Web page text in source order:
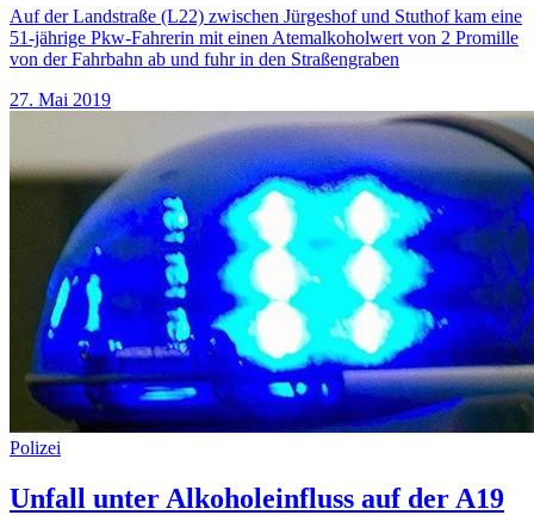
Auf der Landstraße (L22) zwischen Jürgeshof und Stuthof kam eine
51-jährige Pkw-Fahrerin mit einen Atemalkoholwert von 2 Promille
von der Fahrbahn ab und fuhr in den Straßengraben
27. Mai 2019
Polizei
Unfall unter Alkoholeinfluss auf der A19